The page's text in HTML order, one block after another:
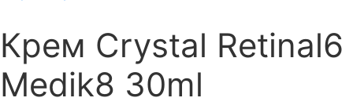
Крем Crystal Retinal6
Medik8 30ml